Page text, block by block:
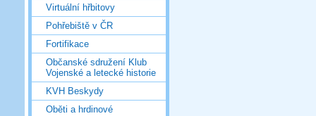
Virtuální hřbitovy
Pohřebiště v ČR
Fortifikace
Občanské sdružení Klub
Vojenské a letecké historie
KVH Beskydy
Oběti a hrdinové